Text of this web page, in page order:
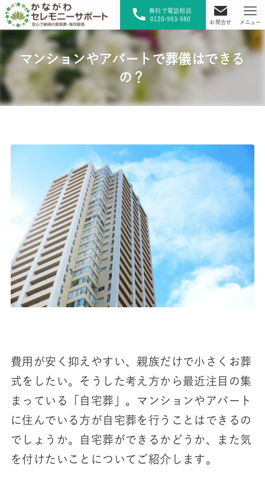
無料で電話相談
0120-993-980
お問合せ メニュー
マンションやアパートで葬儀はできる
の？
費用が安く抑えやすい、親族だけで小さくお葬
式をしたい。そうした考え方から最近注目の集
まっている「自宅葬」。マンションやアパート
に住んでいる方が自宅葬を行うことはできるの
でしょうか。自宅葬ができるかどうか、また気
を付けたいことについてご紹介します。